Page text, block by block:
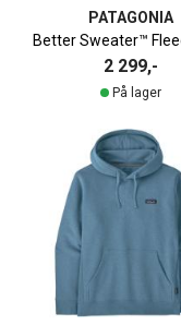
PATAGONIA
2 299,-
På lager